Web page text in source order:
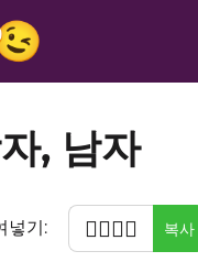
, 남자
넣기: 👨‍❤️‍💋‍👨 복사